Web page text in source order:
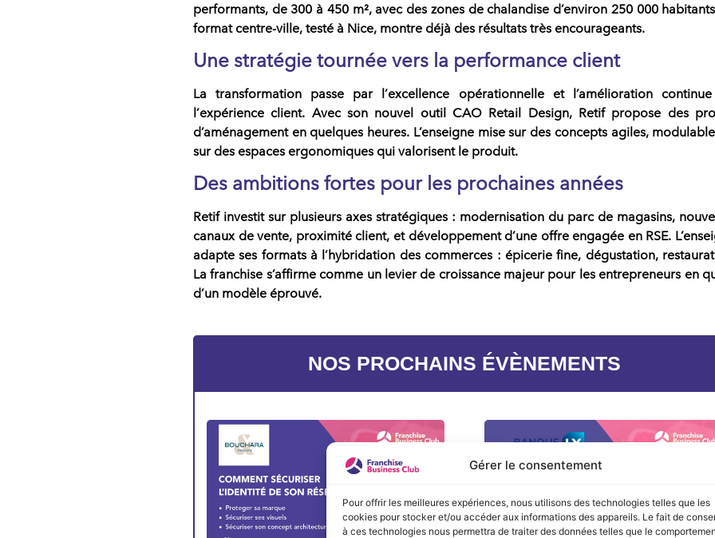
Gérer le consentement
Pour offrir les meilleures expériences, nous utilisons des technologies telles que les
cookies pour stocker et/ou accéder aux informations des appareils. Le fait de
à ces technologies nous permettra de traiter des données telles que le
performants, de 300 à 450 m², avec des zones de chalandise d’environ 250 000 habitants
format centre-ville, testé à Nice, montre déjà des résultats très encourageants.
Une stratégie tournée vers la performance client
La transformation passe par l’excellence opérationnelleet l’amélioration
l’expérience client. Avec son nouvel outil CAO Retail Design, Retif propose des
d’aménagementen quelques heures. L’enseigne mise sur des concepts agiles,
sur des espaces ergonomiques qui valorisent le produit.
Des ambitions fortes pour les prochaines années
Retif investit sur plusieurs axes stratégiques : modernisation du parc de magasins,
canaux de vente, proximité client, et développement d’une offre engagée en RSE.
adapte ses formats à l’hybridation des commerces : épicerie fine, dégustation,
Lafranchise s’affirme comme un levier de croissance majeur pour les entrepreneurs en
d’un modèle éprouvé.
NOS PROCHAINS ÉVÈNEMENTS